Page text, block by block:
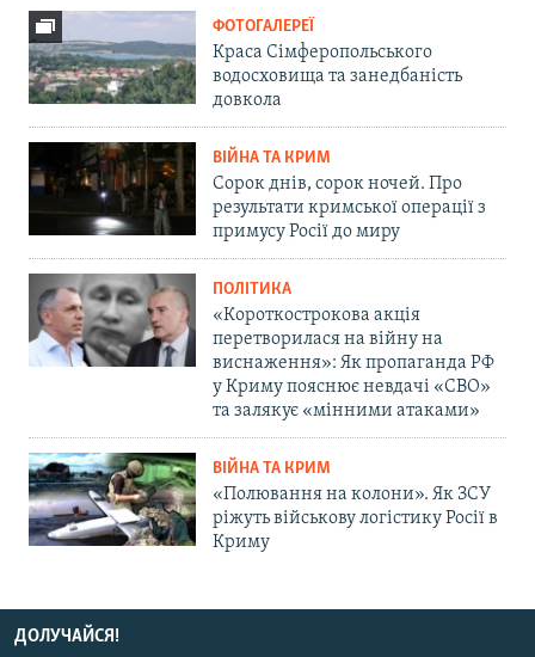
ФОТОГАЛЕРЕЇ
Краса Сімферопольського
водосховища та занедбаність
довкола
ВІЙНА ТА КРИМ
Сорок днів, сорок ночей. Про
результати кримської операції з
примусу Росії до миру
ПОЛІТИКА
«Короткострокова акція
перетворилася на війну на
виснаження»: Як пропаганда РФ
у Криму пояснює невдачі «СВО»
та залякує «мінними атаками»
ВІЙНА ТА КРИМ
«Полювання на колони». Як ЗСУ
ріжуть військову логістику Росії в
Криму
ДОЛУЧАЙСЯ!